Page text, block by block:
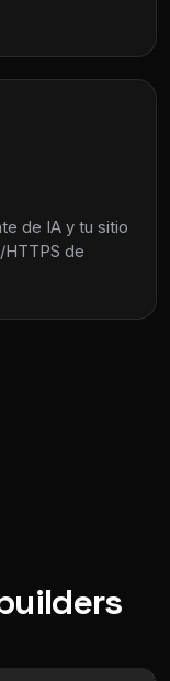
de IA y tu sitio
HTTPS de